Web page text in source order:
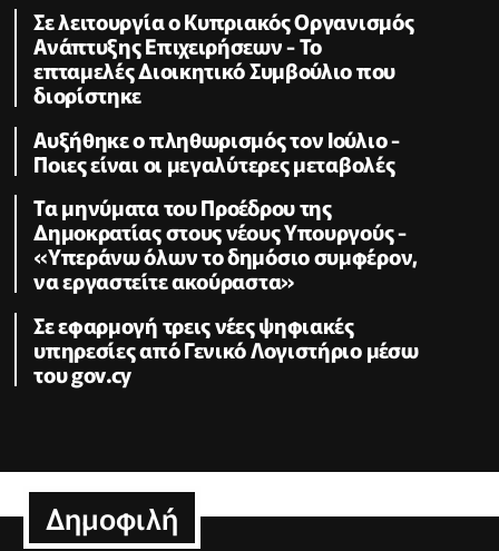
Σε λειτουργία ο Κυπριακός Οργανισμός
Ανάπτυξης Επιχειρήσεων - To
επταμελές Διοικητικό Συμβούλιο που
διορίστηκε
Aυξήθηκε o πληθωρισμός τον Ιούλιο -
Ποιες είναι οι μεγαλύτερες μεταβολές
Τα μηνύματα του Προέδρου της
Δημοκρατίας στους νέους Υπουργούς -
«Υπεράνω όλων το δημόσιο συμφέρον,
να εργαστείτε ακούραστα»
Σε εφαρμογή τρεις νέες ψηφιακές
υπηρεσίες από Γενικό Λογιστήριο μέσω
του gov.cy
Δημοφιλή